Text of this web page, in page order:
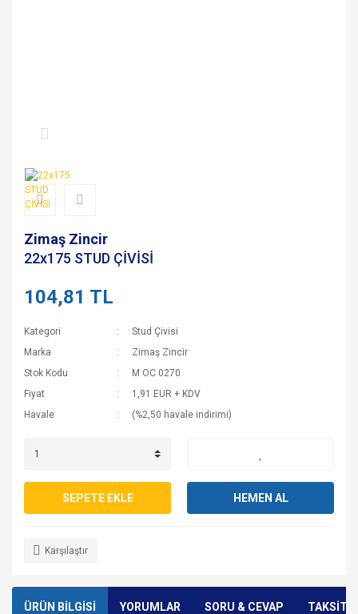
Zimaş Zincir
22x175 STUD ÇİVİSİ
104,81 TL
Kategori
Stud Çivisi
Marka
Zimaş Zincir
Stok Kodu
M OC 0270
Fiyat
1,91 EUR + KDV
Havale
(%2,50 havale indirimi)
SEPETE EKLE HEMEN AL
Karşılaştır
ÜRÜN BİLGİSİ YORUMLAR SORU & CEVAP TAKSİT